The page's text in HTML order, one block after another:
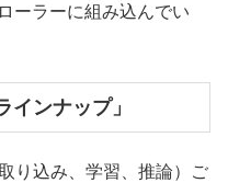
ーラーに組み込んでい
ンナップ」
り込み、学習、推論）ご